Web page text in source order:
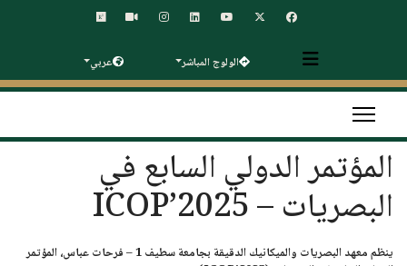
الولوج المباشر عربي
المؤتمر الدولي السابع في
البصريات – ICOP’2025
ينظممعهد البصريات والميكانيك الدقيقة بجامعة سطيف 1 – فرحات عباس
، المؤتمر